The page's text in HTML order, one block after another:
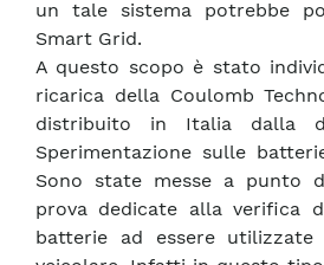
un tale sistema potrebbe
Smart Grid.
A questo scopo è stato
ricarica della Coulomb
distribuito in Italia dalla
Sperimentazione sulle
Sono state messe a punto
prova dedicate alla verifica
batterie ad essere utilizzate